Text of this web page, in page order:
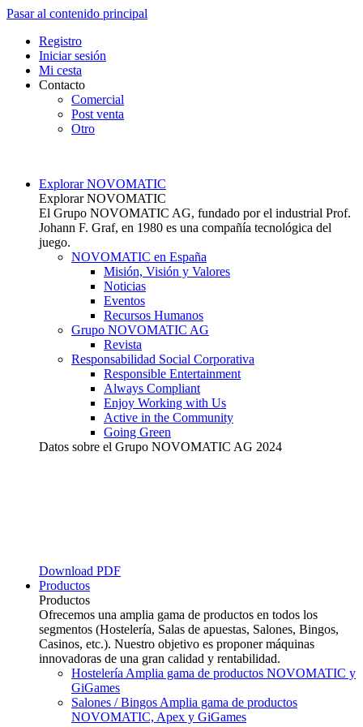
Pasar al contenido principal
Top
Registro
Iniciar sesión
Mi cesta
Contacto
Comercial
Post venta
Otro
Main navigation
Explorar NOVOMATIC
Explorar NOVOMATIC
El Grupo NOVOMATIC AG, fundado por el industrial Prof.
Johann F. Graf, en 1980 es una compañía tecnológica del
juego.
NOVOMATIC en España
Misión, Visión y Valores
Noticias
Eventos
Recursos Humanos
Grupo NOVOMATIC AG
Revista
Responsabilidad Social Corporativa
Responsible Entertainment
Always Compliant
Enjoy Working with Us
Active in the Community
Going Green
Datos sobre el Grupo NOVOMATIC AG 2024
Download PDF
Productos
Productos
Ofrecemos una amplia gama de productos en todos los
segmentos (Hostelería, Salas de apuestas, Salones, Bingos,
Casinos, etc.). Nuestro objetivo es proponer máquinas
innovadoras de una gran calidad y rentabilidad.
Hostelería Amplia gama de productos NOVOMATIC y
GiGames
Salones / Bingos Amplia gama de productos
NOVOMATIC, Apex y GiGames